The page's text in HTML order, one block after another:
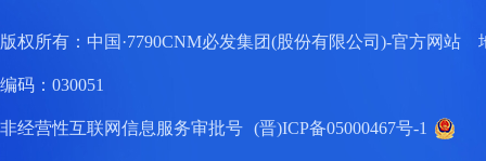
版权所有：中国·7790CNM必发集团(股份有限公司)-官方网
编码：030051
非经营性互联网信息服务审批号 (晋)ICP备05000467号-1